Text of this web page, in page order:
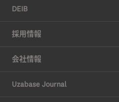
サステナビリティへの考え方
マテリアリティの特定アプローチ
ESG推進体制
DEIB
メッセージ
コミットメント
採用情報
メッセージ
会社情報
会社情報
Uzabase Journal